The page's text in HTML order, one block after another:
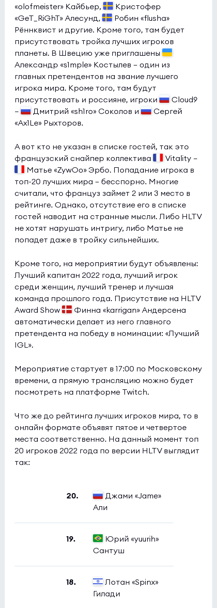
«olofmeister» Кайбьер,
Кристофер
«GeT_RiGhT» Алесунд,
Робин «flusha»
Рённквист и другие. Кроме того, там будет
присутствовать тройка лучших игроков
планеты. В Швецию уже приглашены
Александр «s1mple» Костылев — один из
главных претендентов на звание лучшего
игрока мира. Кроме того, там будут
присутствовать и россияне, игроки
Cloud9
—
Дмитрий «sh1ro» Соколов и
Сергей
«Ax1Le» Рыхторов.
А вот кто не указан в списке гостей, так это
французский снайпер коллектива
Vitality —
Матье «ZywOo» Эрбо. Попадание игрока в
топ-20 лучших мира — бесспорно. Многие
считали, что француз займет 2 или 3 место в
рейтинге. Однако, отсутствие его в списке
гостей наводит на странные мысли. Либо HLTV
не хотят нарушать интригу, либо Матье не
попадет даже в тройку сильнейших.
Кроме того, на мероприятии будут объявлены:
Лучший капитан 2022 года, лучший игрок
среди женщин, лучший тренер и лучшая
команда прошлого года. Присутствие на HLTV
Award Show
Финна «karrigan» Андерсена
автоматически делает из него главного
претендента на победу в номинации: «Лучший
IGL».
Мероприятие стартует в 17:00 по Московскому
времени, а прямую трансляцию можно будет
посмотреть на платформе Twitch.
Что же до рейтинга лучших игроков мира, то в
онлайн формате объявят пятое и четвертое
места соответственно. На данный момент топ
20 игроков 2022 года по версии HLTV выглядит
так:
20.
Джами «Jame»
Али
19.
Юрий «yuurih»
Сантуш
18.
Лотан «Spinx»
Гилади